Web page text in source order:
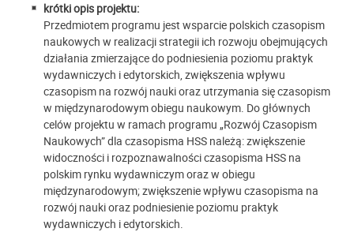
krótki opis projektu:
Przedmiotem programu jest wsparcie polskich czasopism
naukowych w realizacji strategii ich rozwoju obejmujących
działania zmierzające do podniesienia poziomu praktyk
wydawniczych i edytorskich, zwiększenia wpływu
czasopism na rozwój nauki oraz utrzymania się czasopism
w międzynarodowym obiegu naukowym. Do głównych
celów projektu w ramach programu „Rozwój Czasopism
Naukowych” dla czasopisma HSS należą: zwiększenie
widoczności i rozpoznawalności czasopisma HSS na
polskim rynku wydawniczym oraz w obiegu
międzynarodowym; zwiększenie wpływu czasopisma na
rozwój nauki oraz podniesienie poziomu praktyk
wydawniczych i edytorskich.